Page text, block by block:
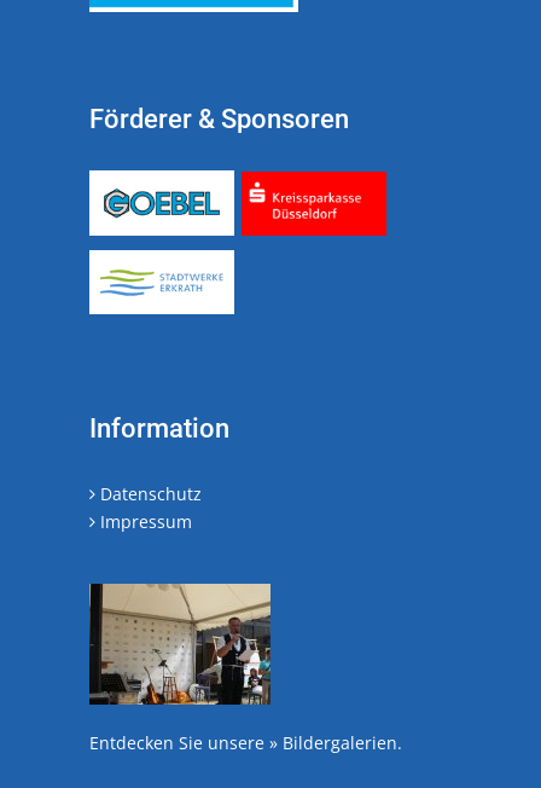
Förderer & Sponsoren
Information
Datenschutz
Impressum
Entdecken Sie unsere » Bildergalerien.